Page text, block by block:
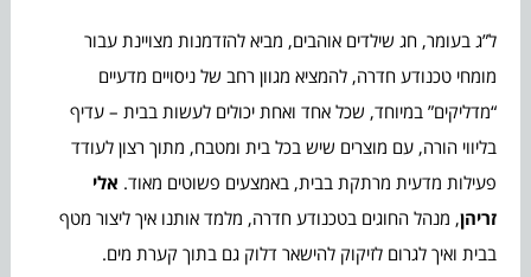
ל”ג בעומר, חג שילדים אוהבים, מביא להזדמנות מצויינת עבור
מומחי טכנודע חדרה, להמציא מגוון רחב של ניסויים מדעיים
“מדליקים” במיוחד, שכל אחד ואחת יכולים לעשות בבית – עדיף
בליווי הורה, עם מוצרים שיש בכל בית ומטבח, מתוך רצון לעודד
פעילות מדעית מרתקת בבית, באמצעים פשוטים מאוד. אלי
זריהן, מנהל החוגים בטכנודע חדרה, מלמד אותנו איך ליצור מטף
בבית ואיך לגרום לזיקוק להישאר דלוק גם בתוך קערת מים.